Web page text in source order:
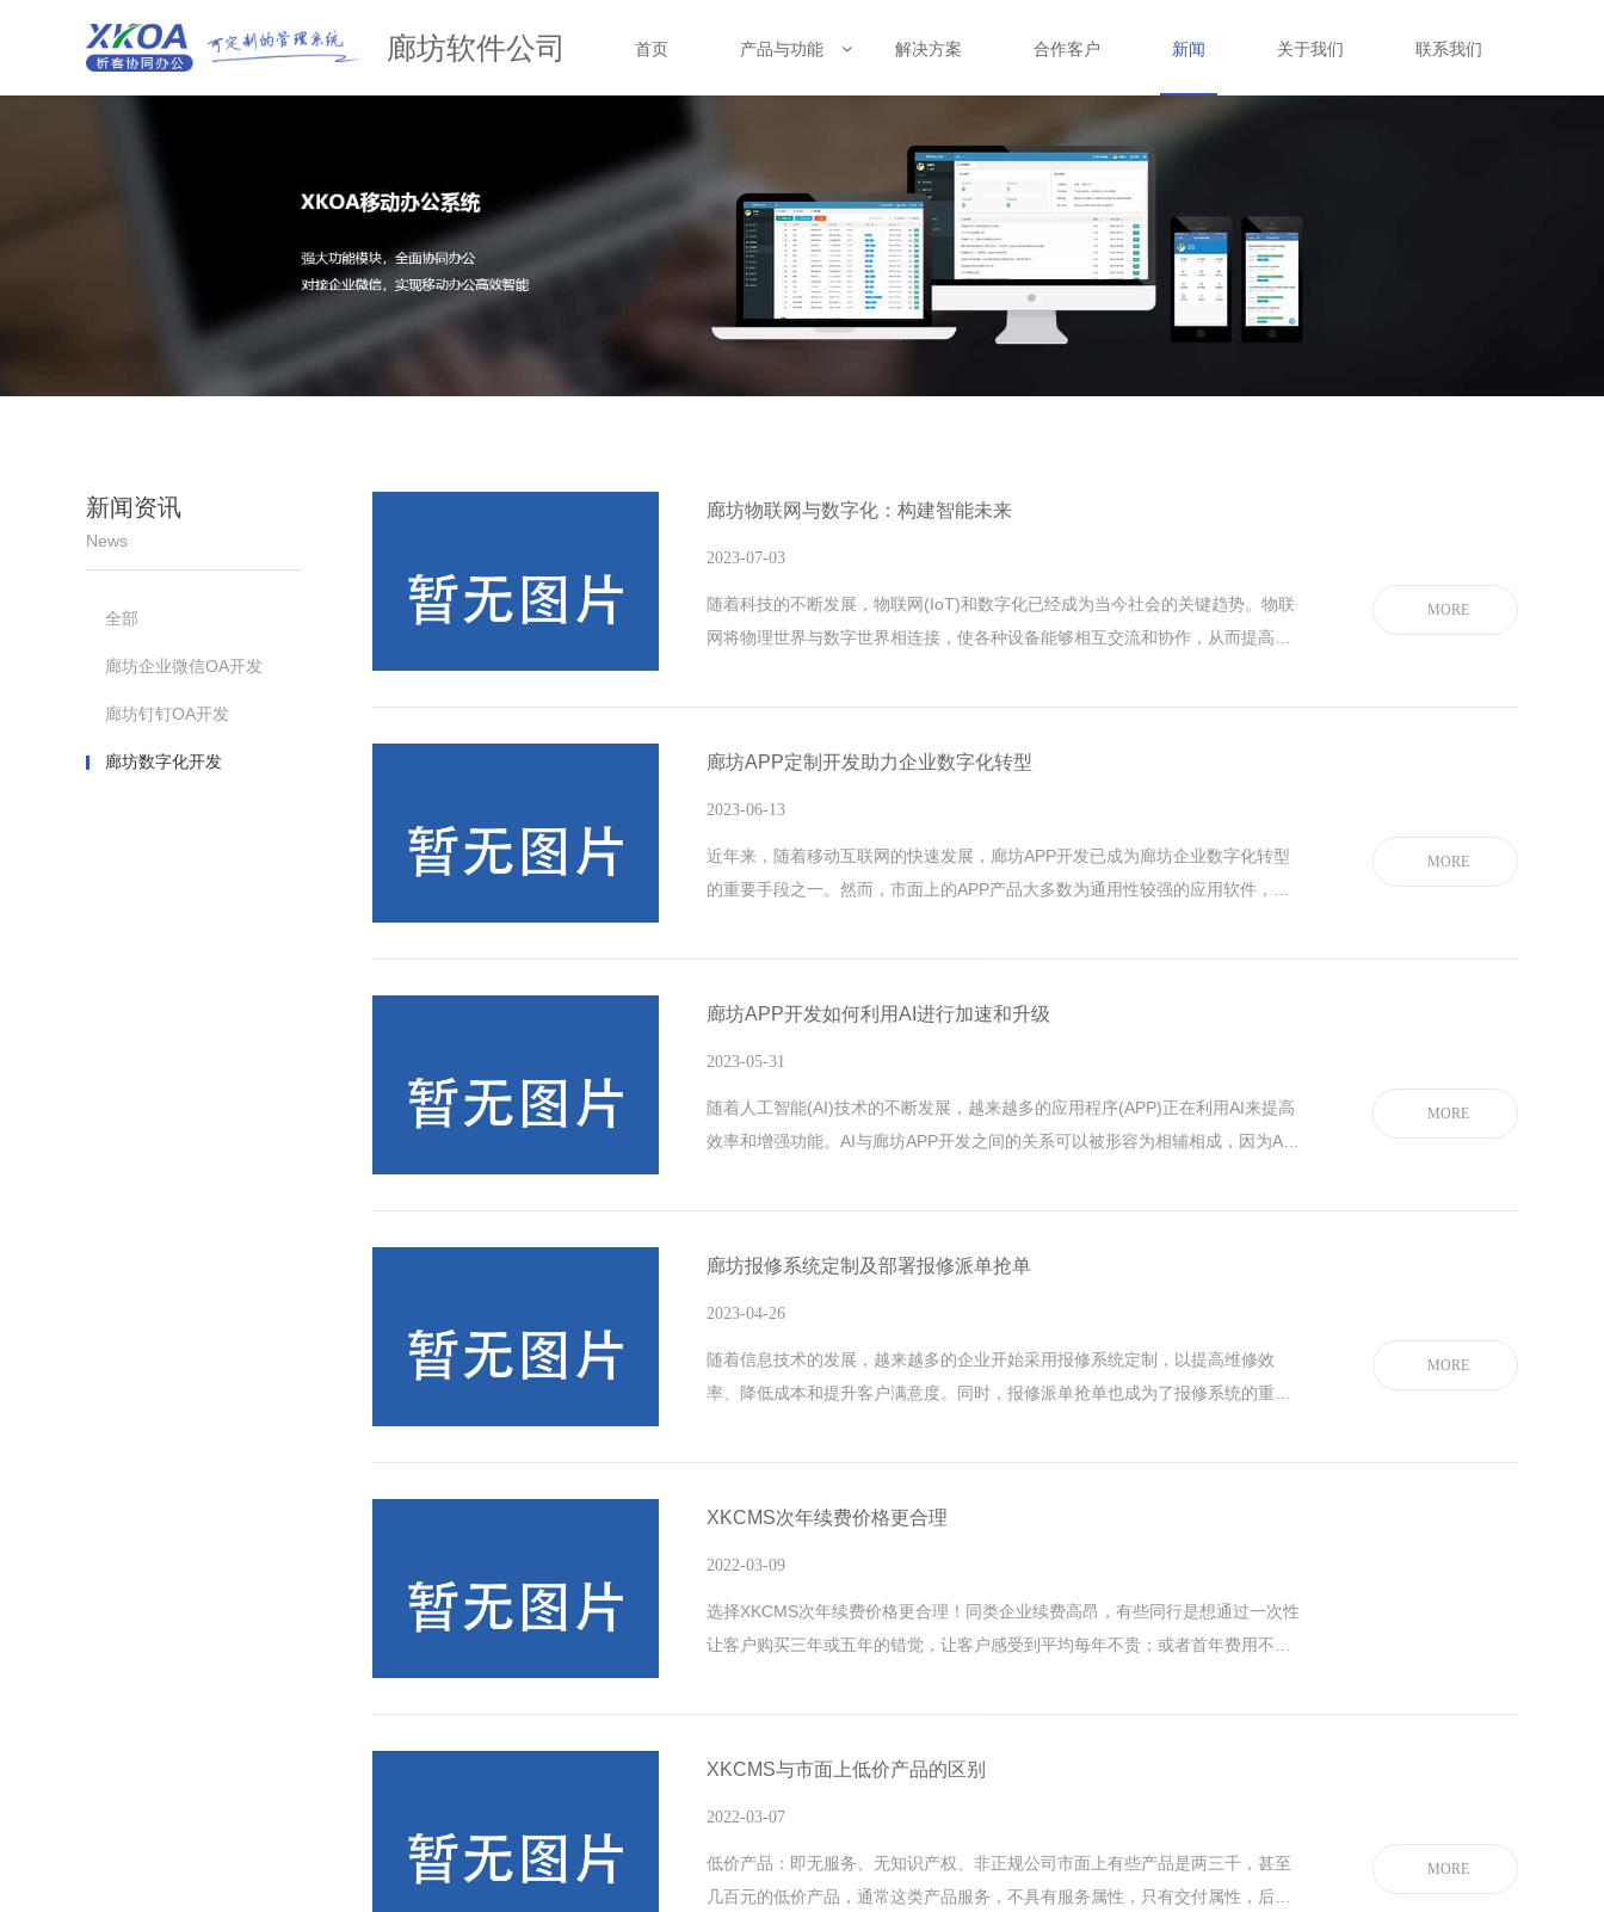
廊坊软件公司 首页 产品与功能 解决方案 合作客户 关于我们 联系我们
新闻资讯
News
全部
廊坊企业微信OA开发
廊坊钉钉OA开发
廊坊数字化开发
廊坊物联网与数字化：构建智能未来
2023-07-03
随着科技的不断发展，物联网(IoT)和数字化已经成为当今社会的关键趋势。物联
网将物理世界与数字世界相连接，使各种设备能够相互交流和协作，从而提高生
形式，以便于存储、处理和传输。这两者共同推动了智能时代的来临。 廊坊物联
技术可以实现设备的实时监控和管理，提高生
MORE
廊坊APP定制开发助力企业数字化转型
2023-06-13
近年来，随着移动互联网的快速发展，廊坊APP开发已成为廊坊企业数字化转型
的重要手段之一。然而，市面上的APP产品大多数为通用性较强的应用软件，很
进行定制开发，以便更好地满足自身业务需求和提高用户体验。一、APP定制开
APP已经无法满足他们的需求。通过进行APP定
MORE
廊坊APP开发如何利用AI进行加速和升级
2023-05-31
随着人工智能(AI)技术的不断发展，越来越多的应用程序(APP)正在利用AI来提高
效率和增强功能。AI与廊坊APP开发之间的关系可以被形容为相辅相成，因为AI
助APP在市场上脱颖而出。下面是一些方法，说明如何利用AI来更快地开发
理(NLP)技术自
MORE
廊坊报修系统定制及部署报修派单抢单
2023-04-26
随着信息技术的发展，越来越多的企业开始采用报修系统定制，以提高维修效
率、降低成本和提升客户满意度。同时，报修派单抢单也成为了报修系统的重要
廊坊报修系统定制是指根据企业的业务需求和实际情况，定制一套适合自己的报
系统定制，可以充分考虑到企业业务的特点和个性化需求
MORE
XKCMS次年续费价格更合理
2022-03-09
选择XKCMS次年续费价格更合理！同类企业续费高昂，有些同行是想通过一次性
让客户购买三年或五年的错觉，让客户感受到平均每年不贵；或者首年费用不
较低，大大降低客户后续支付成本，长期算下来性价比更高；
MORE
XKCMS与市面上低价产品的区别
2022-03-07
低价产品：即无服务、无知识产权、非正规公司市面上有些产品是两三千，甚至
几百元的低价产品，通常这类产品服务，不具有服务属性，只有交付属性，后续
MORE